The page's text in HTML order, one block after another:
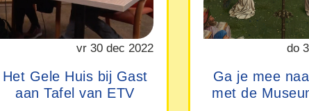
vr 30 dec 2022
Het Gele Huis bij Gast
aan Tafel van ETV
do
Ga je mee
met de